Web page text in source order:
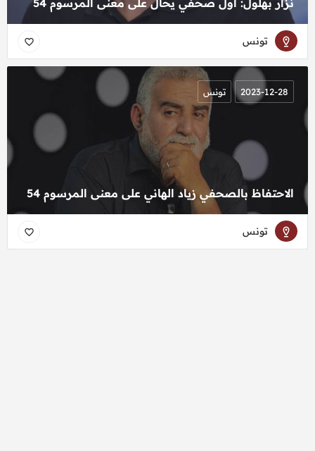
نزار بهلول: أول صحفي يحال على معنى المرسوم 54
تونس
الاحتفاظ بالصحفي زياد الهاني على معنى المرسوم 54
2023-12-28 تونس
تونس